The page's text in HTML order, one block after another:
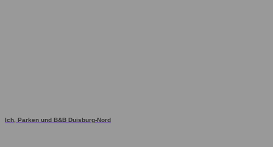
Ich, Parken und B&B Duisburg-Nord